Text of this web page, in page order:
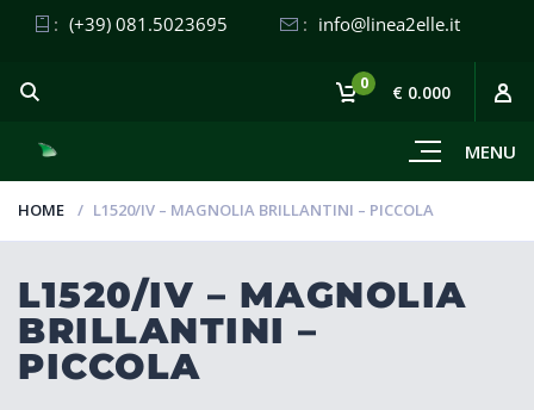
: (+39) 081.5023695 : info@linea2elle.it
MENU
0 € 0.000
HOME L1520/IV – MAGNOLIA BRILLANTINI – PICCOLA
L1520/IV – MAGNOLIA
BRILLANTINI –
PICCOLA